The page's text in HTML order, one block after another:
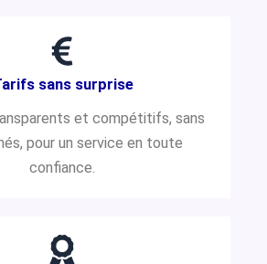
sans surprise
et compétitifs, sans
pour un service en toute
confiance.